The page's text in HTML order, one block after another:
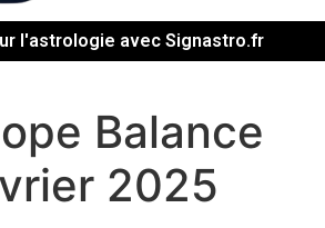
l'astrologie avec Signastro.fr
Balance
2025